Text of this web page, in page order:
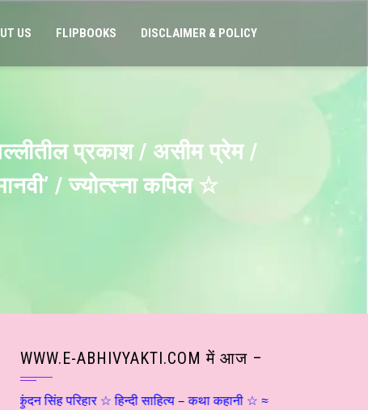
US FLIPBOOKS DISCLAIMER & POLICY
प्रकाश / असीम प्रेम /
/ ज्योत्स्ना कपिल ☆
WWW.E-ABHIVYAKTI.COM में आज –
परिहार ☆ हिन्दी साहित्य – कथा कहानी ☆ ≈ मॉरिशस से ≈ गद्य